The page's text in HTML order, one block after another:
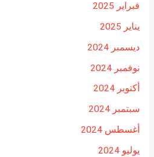
فبراير 2025
يناير 2025
ديسمبر 2024
نوفمبر 2024
أكتوبر 2024
سبتمبر 2024
أغسطس 2024
يوليو 2024